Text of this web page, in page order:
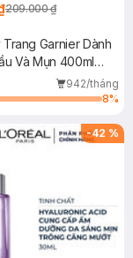
209.000 ₫
Garnier Dành
Và Mụn 400ml
942/tháng
8%
-42 %